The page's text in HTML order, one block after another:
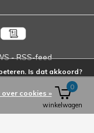
-RSS-feed
winkelwagen
0
Is dat akkoord?
over cookies »